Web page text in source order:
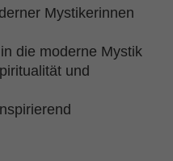
Mystikerinnen
die moderne Mystik
und